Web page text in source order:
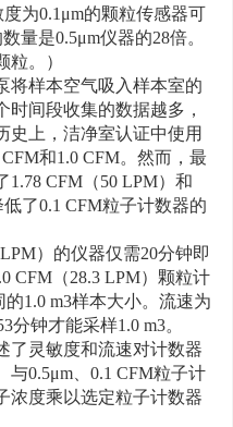
为0.1μm的颗粒传感器可
量是0.5μm仪器的28倍。
粒。）
样本空气吸入样本室的
间段收集的数据越多，
史上，洁净室认证中使用
和1.0 CFM。然而，最
CFM（50 LPM）和
了0.1 CFM粒子计数器的
）的仪器仅需20分钟即
CFM（28.3 LPM）颗粒计
1.0 m3样本大小。流速为
分钟才能采样1.0 m3。
灵敏度和流速对计数器
0.5μm、0.1 CFM粒子计
浓度乘以选定粒子计数器